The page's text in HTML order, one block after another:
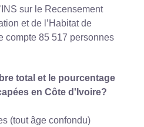
sur le Recensement
et de l’Habitat de
compte 85 517 personnes
total et le pourcentage
en Côte d'Ivoire?
(tout âge confondu)